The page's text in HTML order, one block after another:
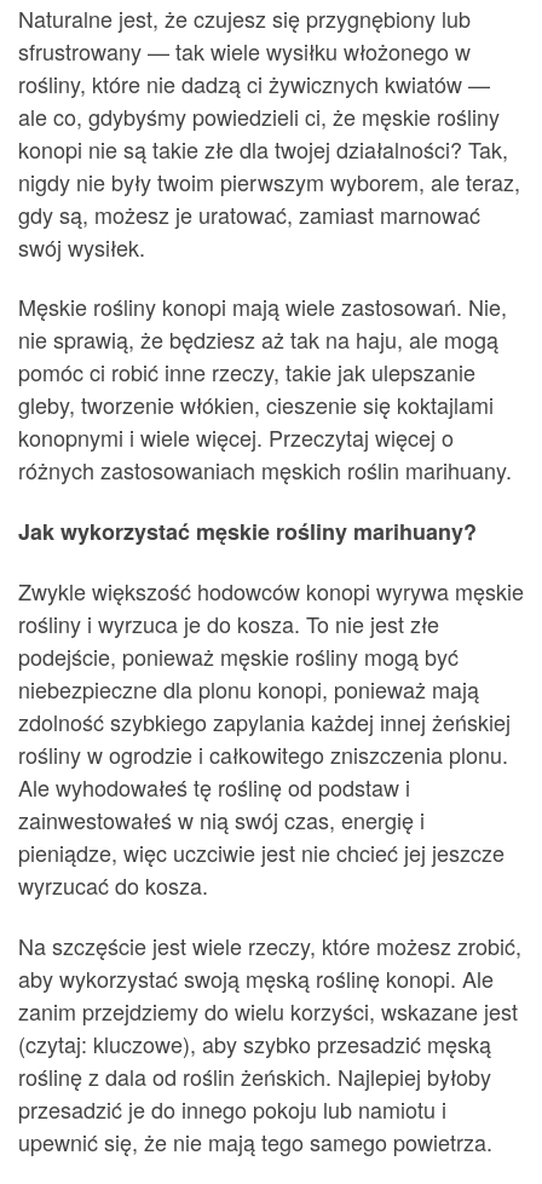
Naturalne jest, że czujesz się przygnębiony lub
sfrustrowany — tak wiele wysiłku włożonego w
rośliny, które nie dadzą ci żywicznych kwiatów —
ale co, gdybyśmy powiedzieli ci, że męskie rośliny
konopi nie są takie złe dla twojej działalności? Tak,
nigdy nie były twoim pierwszym wyborem, ale teraz,
gdy są, możesz je uratować, zamiast marnować
swój wysiłek.
Męskie rośliny konopi mają wiele zastosowań. Nie,
nie sprawią, że będziesz aż tak na haju, ale mogą
pomóc ci robić inne rzeczy, takie jak ulepszanie
gleby, tworzenie włókien, cieszenie się koktajlami
konopnymi i wiele więcej. Przeczytaj więcej o
różnych zastosowaniach męskich roślin marihuany.
Jak wykorzystać męskie rośliny marihuany?
Zwykle większość hodowców konopi wyrywa męskie
rośliny i wyrzuca je do kosza. To nie jest złe
podejście, ponieważ męskie rośliny mogą być
niebezpieczne dla plonu konopi, ponieważ mają
zdolność szybkiego zapylania każdej innej żeńskiej
rośliny w ogrodzie i całkowitego zniszczenia plonu.
Ale wyhodowałeś tę roślinę od podstaw i
zainwestowałeś w nią swój czas, energię i
pieniądze, więc uczciwie jest nie chcieć jej jeszcze
wyrzucać do kosza.
Na szczęście jest wiele rzeczy, które możesz zrobić,
aby wykorzystać swoją męską roślinę konopi. Ale
zanim przejdziemy do wielu korzyści, wskazane jest
(czytaj: kluczowe), aby szybko przesadzić męską
roślinę z dala od roślin żeńskich. Najlepiej byłoby
przesadzić je do innego pokoju lub namiotu i
upewnić się, że nie mają tego samego powietrza.